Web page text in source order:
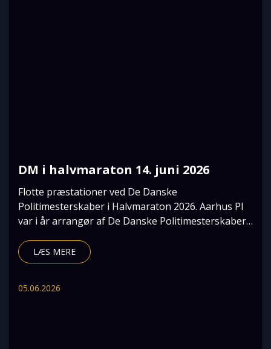
DM i halvmaraton 14. juni 2026
Flotte præstationer ved De Danske
Politimesterskaber i Halvmaraton 2026. Aarhus PI
var i år arrangør af De Danske Politimesterskaber i
LÆS MERE
05.06.2026